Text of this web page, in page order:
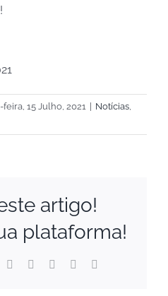
15 Julho, 2021 | Notícias
artigo!
plataforma!
WhatsApp
TumblrPinterest